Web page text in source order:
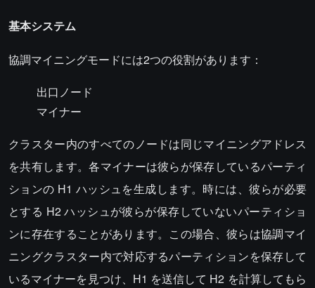
基本システム
協調マイニングモードには2つの役割があります：
出口ノード
マイナー
クラスター内のすべてのノードは同じマイニングアドレス
を共有します。各マイナーは彼らが保存しているパーティ
ションの H1 ハッシュを生成します。時には、彼らが必要
とする H2 ハッシュが彼らが保存していないパーティショ
ンに存在することがあります。この場合、彼らは協調マイ
ニングクラスター内で対応するパーティションを保存して
いるマイナーを見つけ、H1 を送信して H2 を計算してもら